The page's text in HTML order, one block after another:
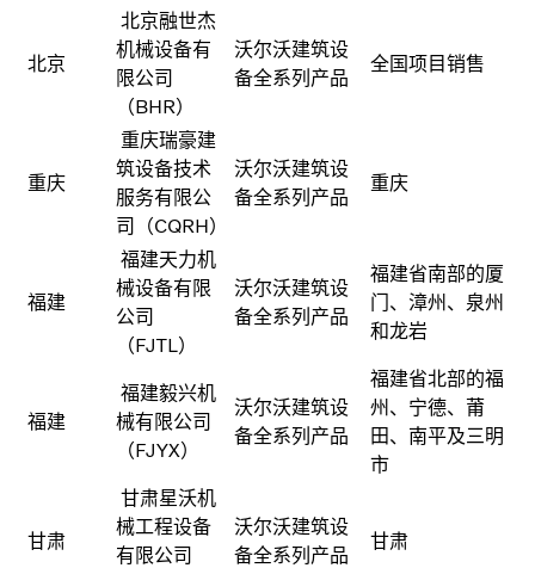
北京
北京融世杰
机械设备有
限公司
（BHR）
沃尔沃建筑设
备全系列产品
全国项目销售
重庆
重庆瑞豪建
筑设备技术
服务有限公
司（CQRH）
沃尔沃建筑设
备全系列产品
重庆
福建
福建天力机
械设备有限
公司
（FJTL）
沃尔沃建筑设
备全系列产品
福建省南部的厦
门、漳州、泉州
和龙岩
福建
福建毅兴机
械有限公司
（FJYX）
沃尔沃建筑设
备全系列产品
福建省北部的福
州、宁德、莆
田、南平及三明
市
甘肃
甘肃星沃机
械工程设备
有限公司
沃尔沃建筑设
备全系列产品
甘肃